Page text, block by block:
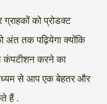
को प्रोडक्ट
अंत तक पढ़ियेगा क्योंकि
कंपटीशन करने का
से आप एक बेहतर और
हैं .